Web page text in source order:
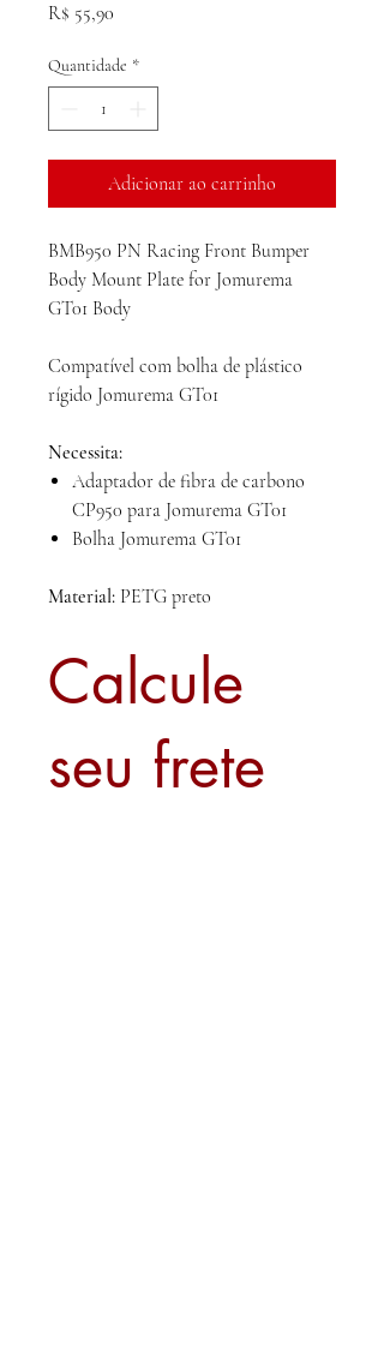
R$ 55,90
Quantidade *
Adicionar ao carrinho
BMB950 PN Racing Front Bumper
Body Mount Plate for Jomurema
GT01 Body
Compatível com bolha de plástico
rígido Jomurema GT01
Necessita:
Adaptador de fibra de carbono
CP950 para Jomurema GT01
Bolha Jomurema GT01
Material: PETG preto
Calcule
seu frete